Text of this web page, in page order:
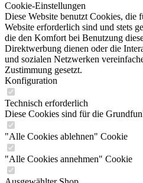
Cookie-Einstellungen
Diese Website benutzt Cookies, die
Website erforderlich sind und stets
die den Komfort bei Benutzung
Direktwerbung dienen oder die
und sozialen Netzwerken
Zustimmung gesetzt.
Konfiguration
Technisch erforderlich
Diese Cookies sind für die
"Alle Cookies ablehnen" Cookie
"Alle Cookies annehmen" Cookie